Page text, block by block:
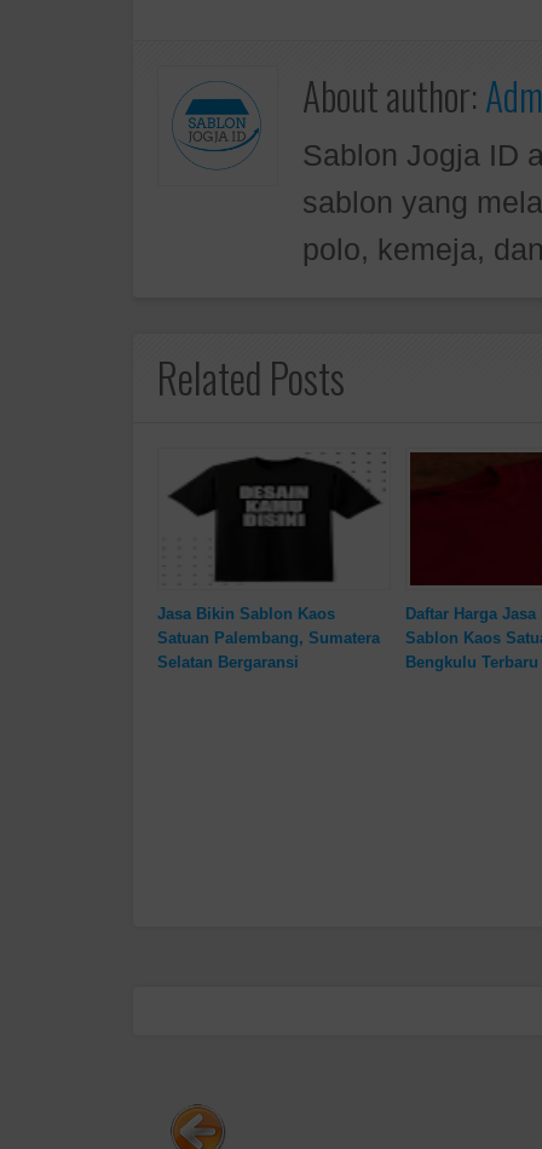
About author:
Sablon Jogja ID
sablon yang
polo, kemeja,
Related Posts
Jasa Bikin Sablon Kaos
Satuan Palembang, Sumatera
Selatan Bergaransi
Daftar Harga
Sablon Kaos
Bengkulu Terbaru